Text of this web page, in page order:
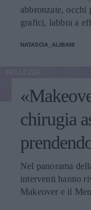
abbronzate, occhi
grafici, labbra a
NATASCIA_ALIBANI
chirugia
Nel panorama
interventi hanno
Makeover e il